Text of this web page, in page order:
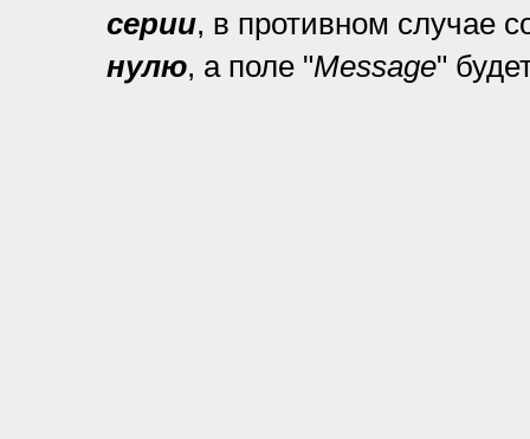
серии, в противном случае
нулю, а поле "Message"